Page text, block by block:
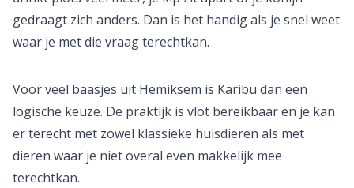
gedraagt zich anders. Dan is het handig als je snel weet
waar je met die vraag terechtkan.
Voor veel baasjes uit Hemiksem is Karibu dan een
logische keuze. De praktijk is vlot bereikbaar en je kan
er terecht met zowel klassieke huisdieren als met
dieren waar je niet overal even makkelijk mee
terechtkan.